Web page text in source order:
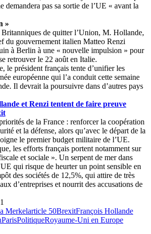
demandera pas sa sortie de l’UE « avant la
»
Britanniques de quitter l’Union, M. Hollande,
du gouvernement italien Matteo Renzi
à Berlin à une « nouvelle impulsion » pour
retrouver le 22 août en Italie.
le président français tente d’unifier les
européenne qui l’a conduit cette semaine
Il devrait la poursuivre dans d’autres pays
et Renzi tentent de faire preuve
de la France : renforcer la coopération
et la défense, alors qu’avec le départ de la
le premier budget militaire de l’UE.
les efforts français portent notamment sur
et sociale ». Un serpent de mer dans
qui risque de heurter un point sensible en
des sociétés de 12,5%, qui attire de très
d’entreprises et nourrit des accusations de
Merkelarticle 50BrexitFrançois Hollande
ParisPolitiqueRoyaume-Uni en Europe